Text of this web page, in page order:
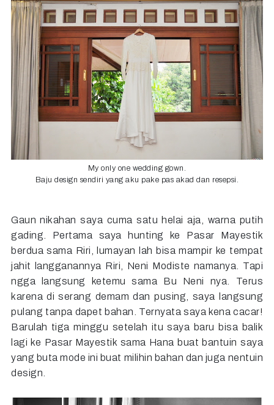
My only one wedding gown.
Baju design sendiri yang aku pake pas akad dan resepsi.
Gaun nikahan saya cuma satu helai aja, warna putih
gading. Pertama saya hunting ke Pasar Mayestik
berdua sama Riri, lumayan lah bisa mampir ke tempat
jahit langganannya Riri, Neni Modiste namanya. Tapi
ngga langsung ketemu sama Bu Neni nya. Terus
karena di serang demam dan pusing, saya langsung
pulang tanpa dapet bahan. Ternyata saya kena cacar!
Barulah tiga minggu setelah itu saya baru bisa balik
lagi ke Pasar Mayestik sama Hana buat bantuin saya
yang buta mode ini buat milihin bahan dan juga nentuin
design.